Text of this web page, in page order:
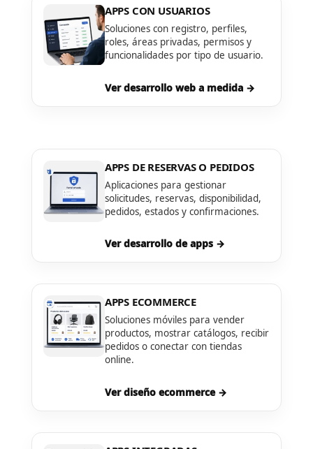
APPS CON USUARIOS
Soluciones con registro, perfiles,
roles, áreas privadas, permisos y
funcionalidades por tipo de usuario.
Ver desarrollo web a medida →
APPS DE RESERVAS O PEDIDOS
Aplicaciones para gestionar
solicitudes, reservas, disponibilidad,
pedidos, estados y confirmaciones.
Ver desarrollo de apps →
APPS ECOMMERCE
Soluciones móviles para vender
productos, mostrar catálogos, recibir
pedidos o conectar con tiendas
online.
Ver diseño ecommerce →